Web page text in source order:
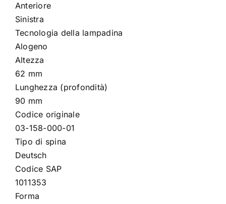
Anteriore
Sinistra
Tecnologia della lampadina
Alogeno
Altezza
62 mm
Lunghezza (profondità)
90 mm
Codice originale
03-158-000-01
Tipo di spina
Deutsch
Codice SAP
1011353
Forma